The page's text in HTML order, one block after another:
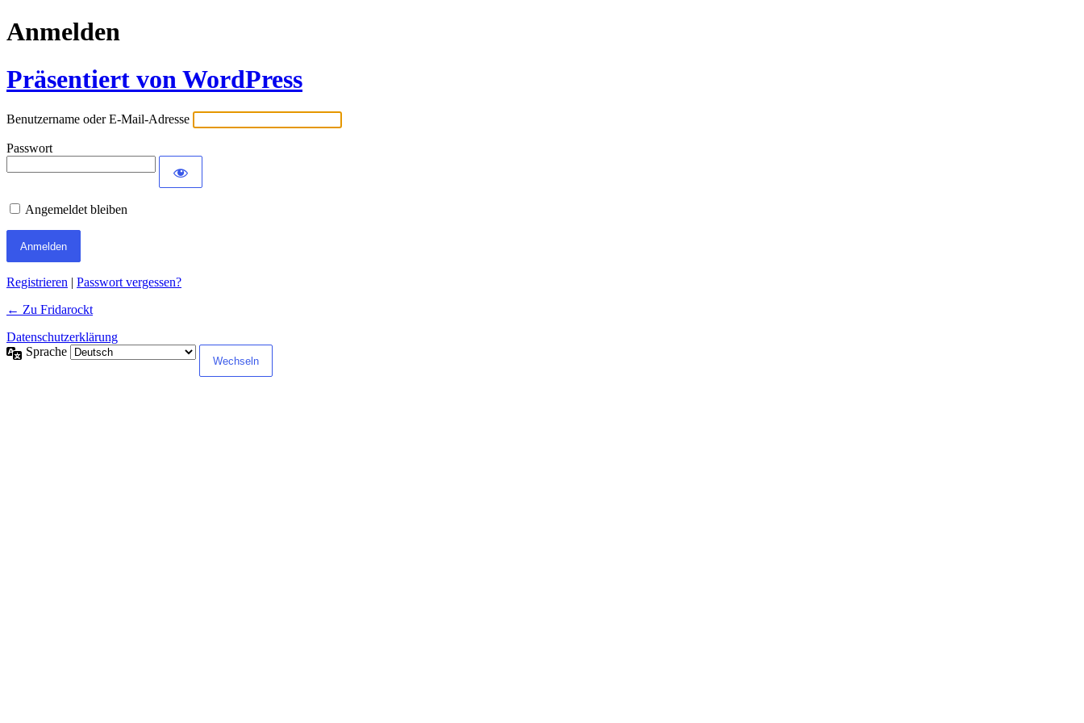
Anmelden
Präsentiert von WordPress
Benutzername oder E-Mail-Adresse
Passwort
Angemeldet bleiben
Registrieren | Passwort vergessen?
← Zu Fridarockt
Datenschutzerklärung
Sprache